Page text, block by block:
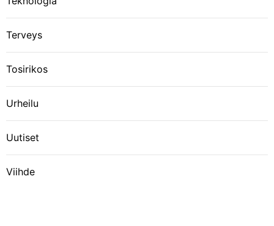
Terveys
Tosirikos
Urheilu
Uutiset
Viihde